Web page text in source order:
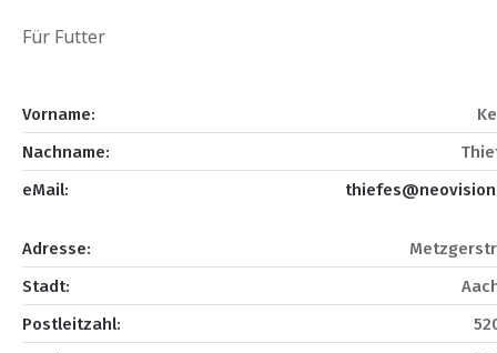
Für Futter
Vorname:
Nachname:
eMail:
Adresse:
Stadt:
Postleitzahl: